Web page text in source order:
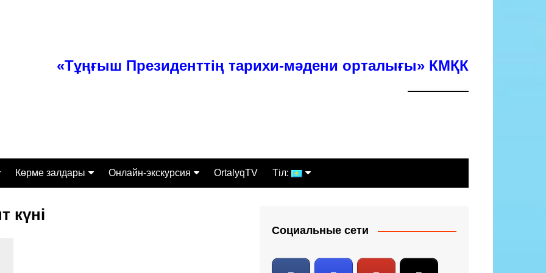
«Тұңғыш Президенттің тарихи-мәдени орталығы» КМҚК
Көрме залдары
Өз заманының перзенті
Онлайн-экскурсия OrtalyqTV Тіл:
English
күні
Социальные сети